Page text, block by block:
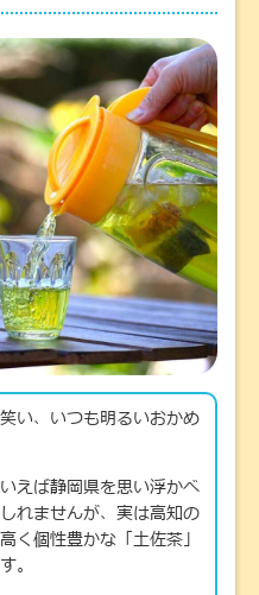
い、いつも明るいおかめ
えば静岡県を思い浮かべ
れませんが、実は高知の
く個性豊かな「土佐茶」
。